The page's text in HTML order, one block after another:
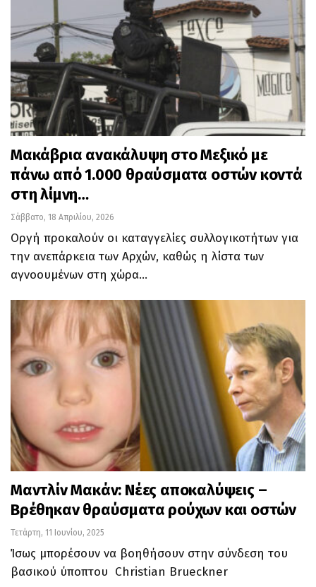
Μακάβρια ανακάλυψη στο Μεξικό με
πάνω από 1.000 θραύσματα οστών κοντά
στη λίμνη…
Σάββατο, 18 Απριλίου, 2026
Οργή προκαλούν οι καταγγελίες συλλογικοτήτων για
την ανεπάρκεια των Αρχών, καθώς η λίστα των
αγνοουμένων στη χώρα…
Μαντλίν Μακάν: Νέες αποκαλύψεις –
Βρέθηκαν θραύσματα ρούχων και οστών
Τετάρτη, 11 Ιουνίου, 2025
Ίσως μπορέσουν να βοηθήσουν στην σύνδεση του
βασικού ύποπτου Christian Brueckner